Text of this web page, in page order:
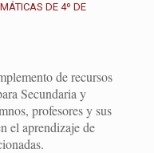
DE 4º DE
de recursos
Secundaria y
profesores y sus
el aprendizaje de